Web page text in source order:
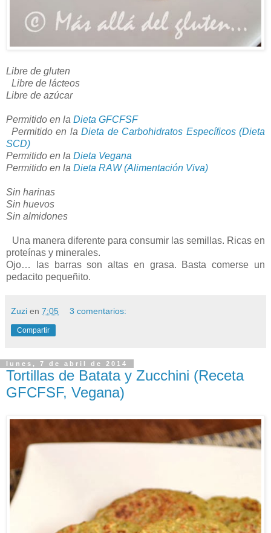
Libre de gluten
Libre de lácteos
Libre de azúcar
Permitido en la Dieta GFCFSF
Permitido en laDieta de Carbohidratos Específicos (Dieta
SCD)
Permitido en la Dieta Vegana
Permitido en la Dieta RAW (Alimentación Viva)
Sin harinas
Sin huevos
Sin almidones
Una manera diferente para consumir las semillas. Ricas en
proteínas y minerales.
Ojo… las barras son altas en grasa. Basta comerse un
pedacito pequeñito.
Zuzi en 7:05 3 comentarios:
Compartir
lunes, 7 de abril de 2014
Tortillas de Batata y Zucchini (Receta
GFCFSF, Vegana)